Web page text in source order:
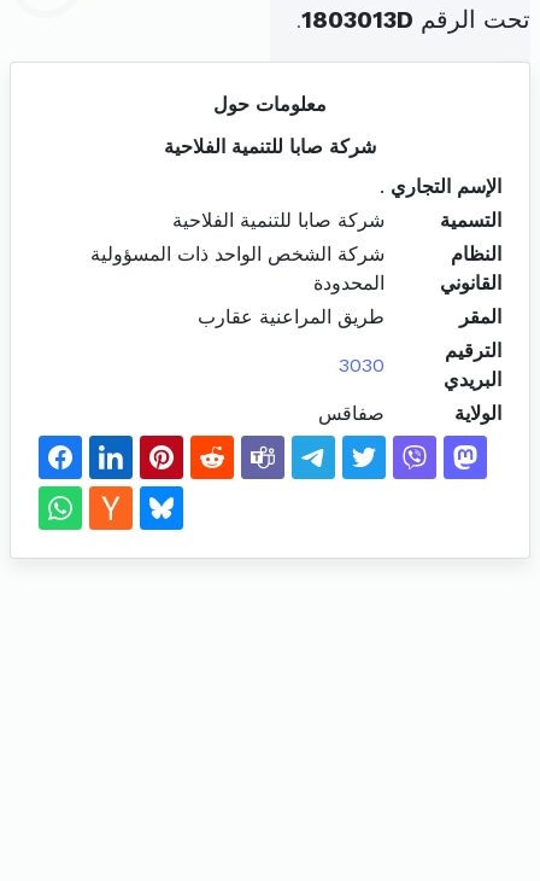
تحت الرقم 1803013D
.
معلومات حول
شركة صابا للتنمية الفلاحية
الإسم التجاري .
التسمية
شركة صابا للتنمية الفلاحية
النظام
القانوني
شركة الشخص الواحد ذات المسؤولية
المحدودة
المقر
طريق المراعنية عقارب
الترقيم
البريدي
3030
الولاية صفاقس